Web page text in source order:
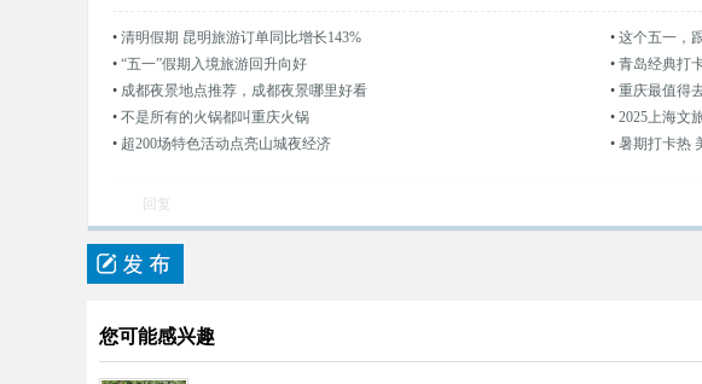
• 清明假期 昆明旅游订单同比增长143% • 这个五一，
• “五一”假期入境旅游回升向好 • 青岛经典打
• 成都夜景地点推荐，成都夜景哪里好看 • 重庆最值得
• 不是所有的火锅都叫重庆火锅 • 2025上海文
• 超200场特色活动点亮山城夜经济 • 暑期打卡热
回复
您可能感兴趣